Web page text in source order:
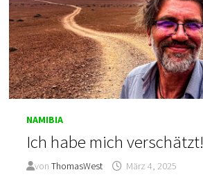
NAMIBIA
Ich habe mich verschätzt!
vonThomasWest März 4, 2025